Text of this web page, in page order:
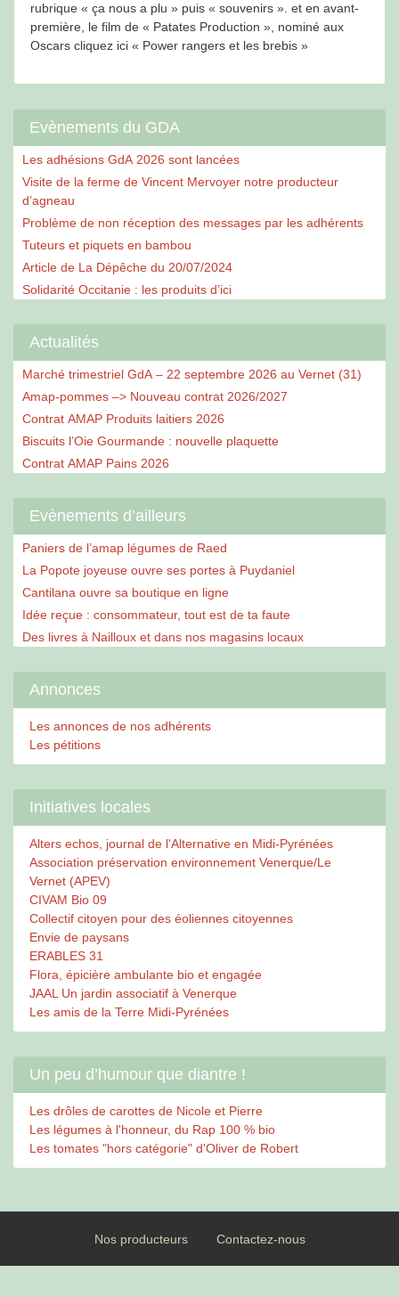
rubrique « ça nous a plu » puis « souvenirs ». et en avant-
première, le film de « Patates Production », nominé aux
Oscars cliquez ici « Power rangers et les brebis »
Evènements du GDA
Les adhésions GdA 2026 sont lancées
Visite de la ferme de Vincent Mervoyer notre producteur
d’agneau
Problème de non réception des messages par les adhérents
Tuteurs et piquets en bambou
Article de La Dépêche du 20/07/2024
Solidarité Occitanie : les produits d’ici
Actualités
Marché trimestriel GdA – 22 septembre 2026 au Vernet (31)
Amap-pommes –> Nouveau contrat 2026/2027
Contrat AMAP Produits laitiers 2026
Biscuits l’Oie Gourmande : nouvelle plaquette
Contrat AMAP Pains 2026
Evènements d’ailleurs
Paniers de l’amap légumes de Raed
La Popote joyeuse ouvre ses portes à Puydaniel
Cantilana ouvre sa boutique en ligne
Idée reçue : consommateur, tout est de ta faute
Des livres à Nailloux et dans nos magasins locaux
Annonces
Les annonces de nos adhérents
Les pétitions
Initiatives locales
Alters echos, journal de l'Alternative en Midi-Pyrénées
Association préservation environnement Venerque/Le
Vernet (APEV)
CIVAM Bio 09
Collectif citoyen pour des éoliennes citoyennes
Envie de paysans
ERABLES 31
Flora, épicière ambulante bio et engagée
JAAL Un jardin associatif à Venerque
Les amis de la Terre Midi-Pyrénées
Un peu d’humour que diantre !
Les drôles de carottes de Nicole et Pierre
Les légumes à l'honneur, du Rap 100 % bio
Les tomates "hors catégorie" d'Oliver de Robert
Nos producteurs Contactez-nous